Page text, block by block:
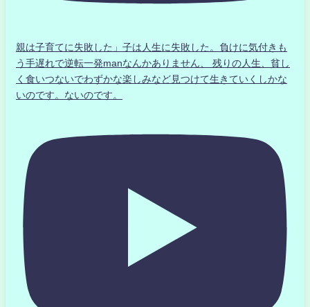
親は子育てに失敗した」子は人生に失敗した。負けに気付きも
う手遅れで逆転一発manなんかありません、 残りの人生、貧し
く食いつないでわずかな楽しみなど見つけて生きていくしかな
いのです。ないのです。